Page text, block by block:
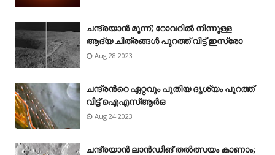
ചന്ദ്രയാൻ മൂന്ന്; റോവറിൽ നിന്നുള്ള
ആദ്യ ചിത്രങ്ങൾ പുറത്ത് വിട്ട് ഇസ്രോ
Aug 28 2023
ചന്ദ്രന്‍റെ ഏറ്റവും പുതിയ ദൃശ്യം പുറത്ത്
വിട്ട് ഐഎസ്ആർഒ
Aug 24 2023
ചന്ദ്രയാൻ ലാൻഡിങ് തൽത്സയം കാണാം;